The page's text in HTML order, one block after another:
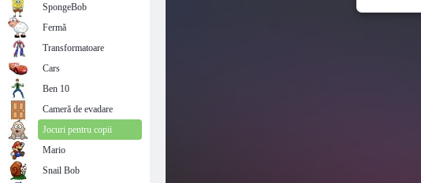
SpongeBob
Fermă
Transformatoare
Cars
Ben 10
Cameră de evadare
Jocuri pentru copii
Mario
Snail Bob